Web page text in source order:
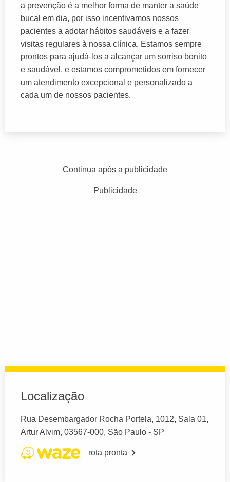
a prevenção é a melhor forma de manter a saúde
bucal em dia, por isso incentivamos nossos
pacientes a adotar hábitos saudáveis e a fazer
visitas regulares à nossa clínica. Estamos sempre
prontos para ajudá-los a alcançar um sorriso bonito
e saudável, e estamos comprometidos em fornecer
um atendimento excepcional e personalizado a
cada um de nossos pacientes.
Continua após a publicidade
Publicidade
Localização
Rua Desembargador Rocha Portela, 1012, Sala 01,
Artur Alvim, 03567-000, São Paulo - SP
rota pronta